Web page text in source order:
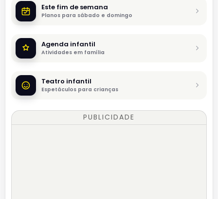
Este fim de semana
Planos para sábado e domingo
Agenda infantil
Atividades em família
Teatro infantil
Espetáculos para crianças
PUBLICIDADE